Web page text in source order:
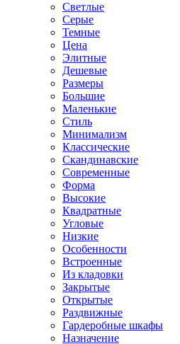
Светлые
Серые
Темные
Цена
Элитные
Дешевые
Размеры
Большие
Маленькие
Стиль
Минимализм
Классические
Скандинавские
Современные
Форма
Высокие
Квадратные
Угловые
Низкие
Особенности
Встроенные
Из кладовки
Закрытые
Открытые
Раздвижные
Гардеробные шкафы
Назначение